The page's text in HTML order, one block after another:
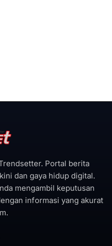
Portal berita
dan gaya hidup digital.
mengambil keputusan
informasi yang akurat